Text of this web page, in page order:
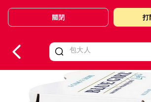
Valid Until 30 June 2026
關閉 打